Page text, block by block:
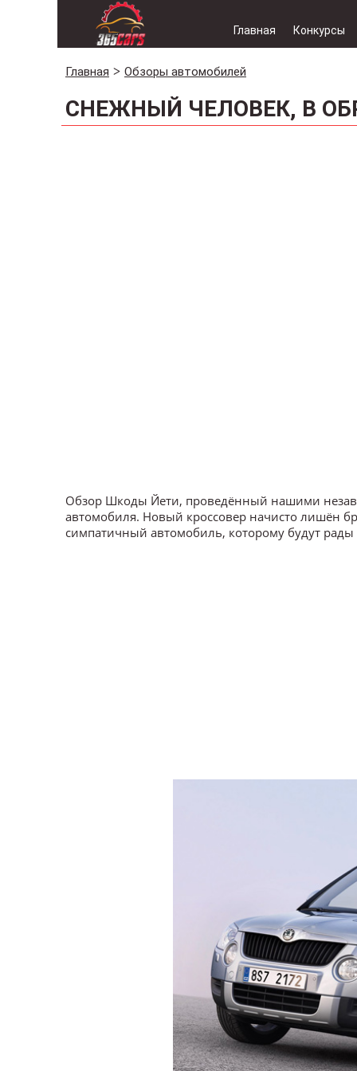
Главная Конкурсы
Главная Обзоры автомобилей
СНЕЖНЫЙ ЧЕЛОВЕК, В
Обзор Шкоды Йети, проведённый нашими
автомобиля. Новый кроссовер начисто лишён
симпатичный автомобиль, которому будут